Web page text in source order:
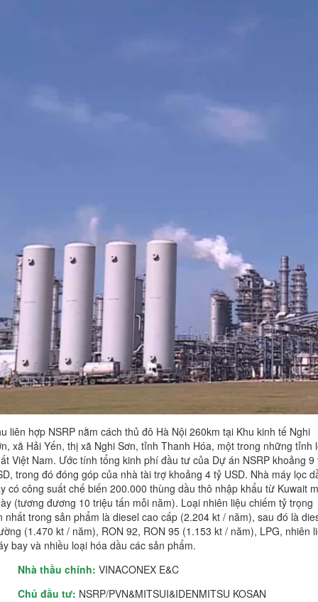
Góc trao đổi kinh nghiệm
LIÊN HỆ
Liên hệ
Thời gian làm việc
Hotline
liên hợp NSRP nằm cách thủ đô Hà Nội 260km tại Khu kinh tế Nghi
xã Hải Yến, thị xã Nghi Sơn, tỉnh Thanh Hóa, một trong những tỉnh
Việt Nam. Ước tính tổng kinh phí đầu tư của Dự án NSRP khoảng 9
trong đó đóng góp của nhà tài trợ khoảng 4 tỷ USD. Nhà máy lọc
có công suất chế biến 200.000 thùng dầu thô nhập khẩu từ Kuwait
(tương đương 10 triệu tấn mỗi năm). Loại nhiên liệu chiếm tỷ trọng
nhất trong sản phẩm là diesel cao cấp (2.204 kt / năm), sau đó là
(1.470 kt / năm), RON 92, RON 95 (1.153 kt / năm), LPG, nhiên
bay và nhiều loại hóa dầu các sản phẩm.
Nhà thầu chính: VINACONEX E&C
Chủ đầu tư: NSRP/PVN&MITSUI&IDENMITSU KOSAN